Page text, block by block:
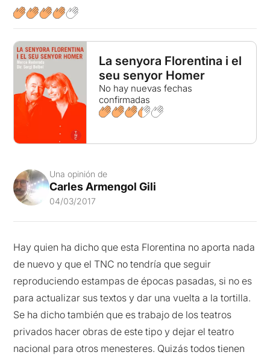
La senyora Florentina i el
seu senyor Homer
No hay nuevas fechas
confirmadas
Una opinión de
Carles Armengol Gili
04/03/2017
Hay quien ha dicho que esta Florentina no aporta nada
de nuevo y que el TNC no tendría que seguir
reproduciendo estampas de épocas pasadas, si no es
para actualizar sus textos y dar una vuelta a la tortilla.
Se ha dicho también que es trabajo de los teatros
privados hacer obras de este tipo y dejar el teatro
nacional para otros menesteres. Quizás todos tienen